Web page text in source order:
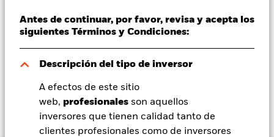
Antes de continuar, por favor, revisa y acepta los
siguientes Términos y Condiciones:
Descripción del tipo de inversor
A efectos de este sitio
web, profesionales son aquellos
inversores que tienen calidad tanto de
clientes profesionales como de inversores
Profesionales
España
Change location
BlackRock
iShares
NOK 123,95
Variación del valor liquidativo a 07 ago 2026
NOK -1,27 (-1,02%)